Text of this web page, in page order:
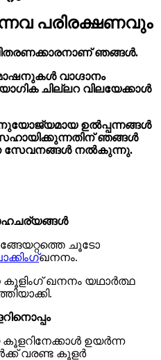
പരിരക്ഷണവും
ഞങ്ങൾ.
വാഗ്ദാനം
ചില്ലറ വിലയേക്കാൾ
ഉൽപ്പന്നങ്ങൾ
ഞങ്ങൾ
സേവനങ്ങൾ നൽകുന്നു.
ചൂടോ
ഖനനം.
കൂളിംഗ് ഖനനം യഥാർത്ഥ
ഉയർന്ന
വരണ്ട കൂളർ